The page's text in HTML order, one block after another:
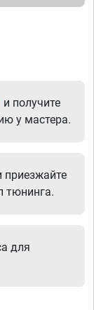
и получите
у мастера.
приезжайте
тюнинга.
для